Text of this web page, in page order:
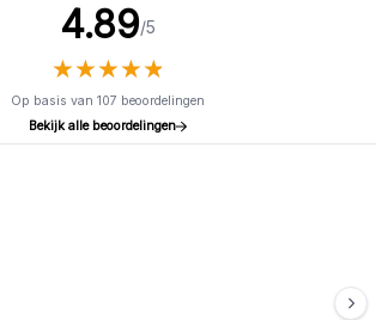
4.89/5
★★★★★
★★★★★
Op basis van 107 beoordelingen
Bekijk alle beoordelingen